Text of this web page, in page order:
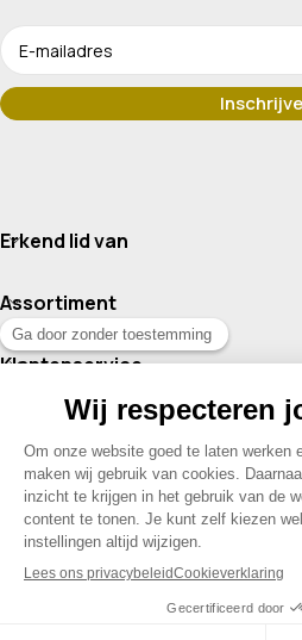
Erkend lid van
Assortiment
Klantenservice
Contact
© 2026 Drogisterij Het Geheim |
Webdesign en hosting